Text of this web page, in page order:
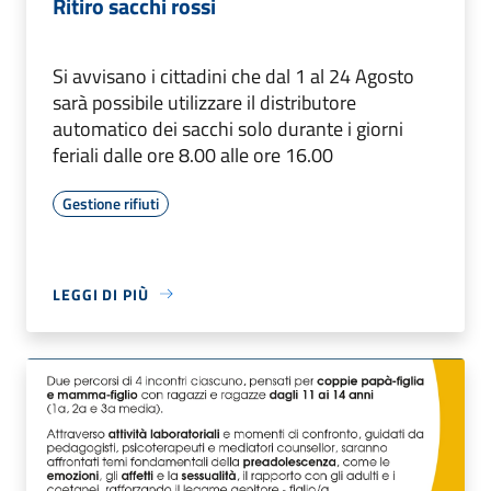
Si avvisano i cittadini che dal 1 al 24 Agosto
sarà possibile utilizzare il distributore
automatico dei sacchi solo durante i giorni
feriali dalle ore 8.00 alle ore 16.00
Gestione rifiuti
LEGGI DI PIÙ